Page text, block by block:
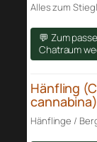
Alles zum
💬 Zum
Chatraum
Hänfling
cannabina)
Hänflinge /